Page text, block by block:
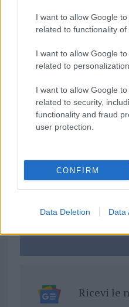
I want to allow Google
related to functionality of
I want to allow Google
related to personalization.
I want to allow Google
related to security,
functionality and fraud
user protection.
CONFIRM
Data Deletion Data
TEMI: Eventi Sardegna
Sardegna For Future
Inviaci
i tuoi
Su
Entra nel
Ricevi le